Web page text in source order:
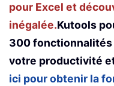
pour Excel et
inégalée.Kutools
300 fonctionnalités
votre productivité
ici pour obtenir la